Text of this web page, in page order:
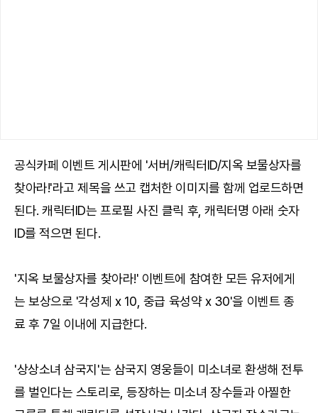
공식카페 이벤트 게시판에 '서버/캐릭터ID/지옥 보물상자를
찾아라!'라고 제목을 쓰고 캡처한 이미지를 함께 업로드하면
된다. 캐릭터ID는 프로필 사진 클릭 후, 캐릭터명 아래 숫자
ID를 적으면 된다.
'지옥 보물상자를 찾아라!' 이벤트에 참여한 모든 유저에게
는 보상으로 '각성제 x 10, 중급 육성약 x 30'을 이벤트 종
료 후 7일 이내에 지급한다.
'상상소녀 삼국지'는 삼국지 영웅들이 미소녀로 환생해 전투
를 벌인다는 스토리로, 등장하는 미소녀 장수들과 아찔한